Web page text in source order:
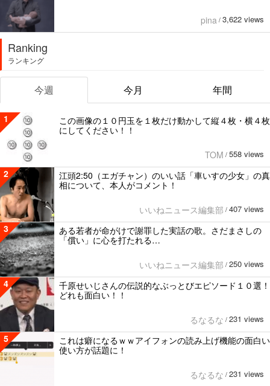
pina / 3,622 views
Ranking
ランキング
今週 今月 年間
1
この画像の１０円玉を１枚だけ動かして縦４枚・横４枚
にしてください！！
TOM / 558 views
2
江頭2:50（エガチャン）のいい話「車いすの少女」の真
相について、本人がコメント！
いいねニュース編集部 / 407 views
3
ある若者が命がけで謝罪した実話の歌。さだまさしの
「償い」に心を打たれる…
いいねニュース編集部 / 250 views
4
千原せいじさんの伝説的なぶっとびエピソード１０選！
どれも面白い！！
るなるな / 231 views
5
これは癖になるｗｗアイフォンの読み上げ機能の面白い
使い方が話題に！
るなるな / 231 views